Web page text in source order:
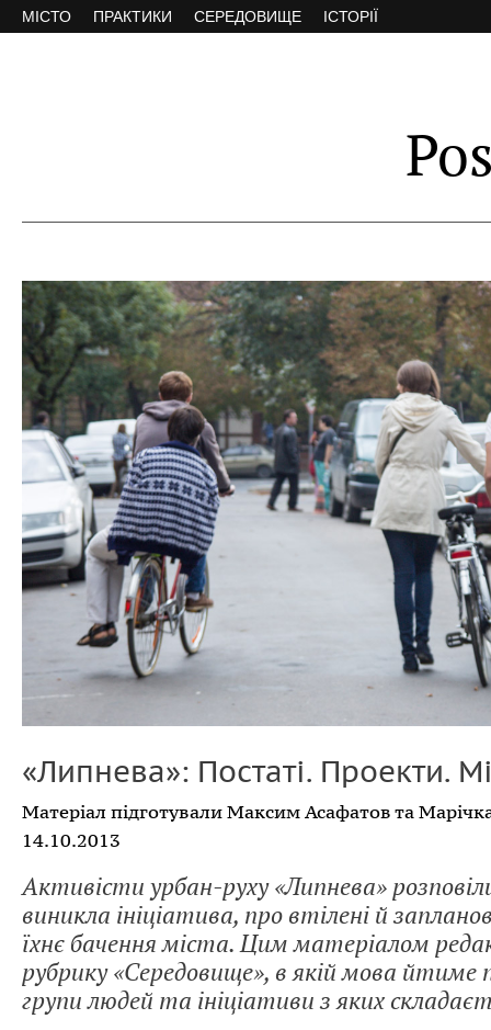
МІСТО ПРАКТИКИ СЕРЕДОВИЩЕ ІСТОРІЇ
«Липнева»: Постаті. Проекти.
Матеріал підготували Максим Асафатов та
14.10.2013
Активісти урбан-руху «Липнева»
виникла ініціатива, про втілені й
їхнє бачення міста. Цим матеріалом
рубрику «Середовище», в якій мова йтиме
групи людей та ініціативи з яких